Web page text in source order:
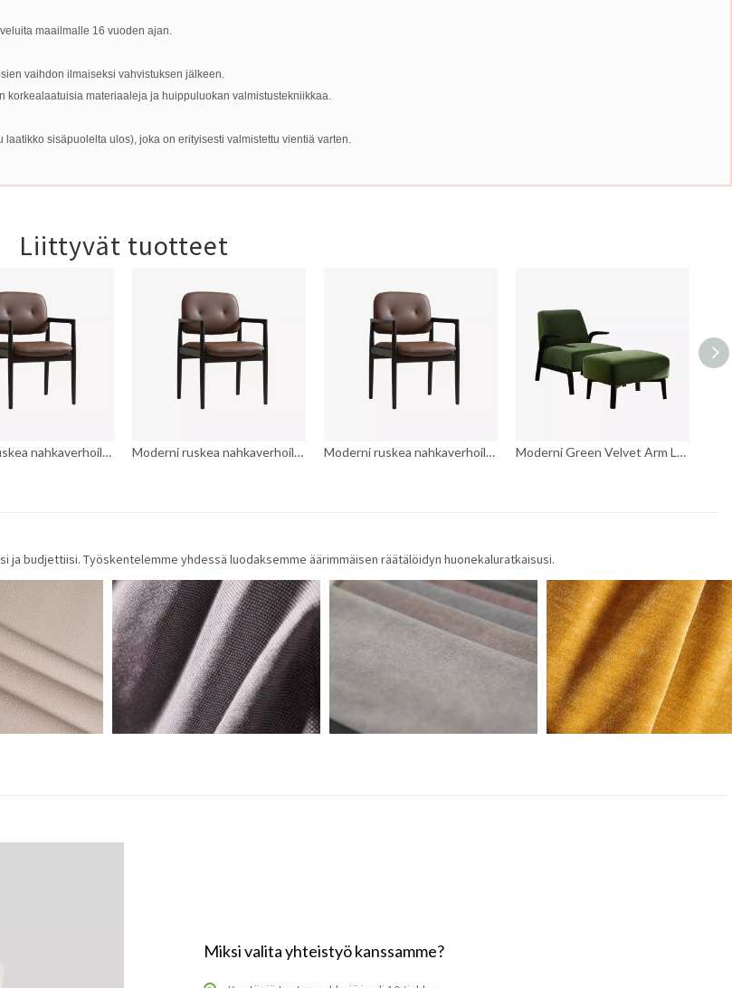
maailmalle 16 vuoden ajan.
vaihdon ilmaiseksi vahvistuksen jälkeen.
materiaaleja ja huippuluokan valmistustekniikkaa.
sisäpuolelta ulos), joka on erityisesti valmistettu vientiä varten.
Liittyvät tuotteet
Moderni ruskea nahkaverhoiltu avoin selkä Accent Chair ruokapöydän nojatuolit Moderni ruskea nahkaverhoiltu avoin selkä Accent Chair ruokapöydän nojatuolit Moderni ruskea nahkaverhoiltu avoin selkä Accent Chair ruokapöydän nojatuolit Moderni Green Velvet Arm Lounge tuoli ottomaanien kanssa
budjettiisi. Työskentelemme yhdessä luodaksemme äärimmäisen räätälöidyn huonekaluratkaisusi.
Miksi valita yhteistyö kanssamme?